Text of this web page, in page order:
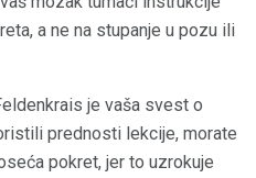
a ne na stupanje u pozu ili
je vaša svest o
prednosti lekcije, morate
pokret, jer to uzrokuje